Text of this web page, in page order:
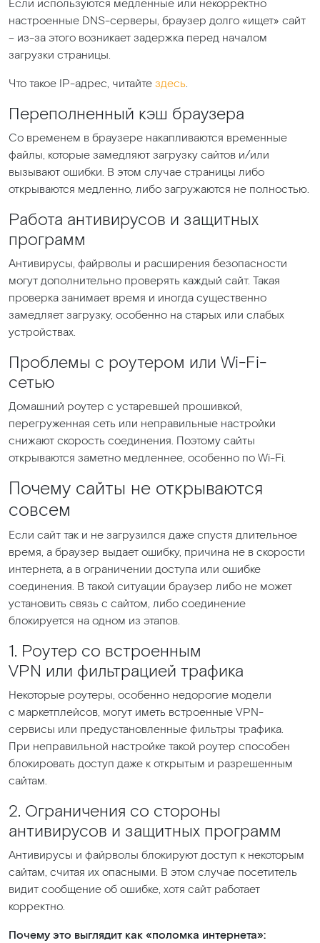
Если используются медленные или некорректно
настроенные DNS-серверы, браузер долго «ищет» сайт
– из-за этого возникает задержка перед началом
загрузки страницы.
Что такое IP-адрес, читайтездесь.
Переполненный кэш браузера
Со временем в браузере накапливаются временные
файлы, которые замедляют загрузку сайтов и/или
вызывают ошибки. В этом случае страницы либо
открываются медленно, либо загружаются не полностью.
Работа антивирусов и защитных
программ
Антивирусы, файрволы и расширения безопасности
могут дополнительно проверять каждый сайт. Такая
проверка занимает время и иногда существенно
замедляет загрузку, особенно на старых или слабых
устройствах.
Проблемы с роутером или Wi-Fi-
сетью
Домашний роутер с устаревшей прошивкой,
перегруженная сеть или неправильные настройки
снижают скорость соединения. Поэтому сайты
открываются заметно медленнее, особенно по Wi-Fi.
Почему сайты не открываются
совсем
Если сайт так и не загрузился даже спустя длительное
время, а браузер выдает ошибку, причина не в скорости
интернета, а в ограничении доступа или ошибке
соединения. В такой ситуации браузер либо не может
установить связь с сайтом, либо соединение
блокируется на одном из этапов.
1. Роутер со встроенным
VPN или фильтрацией трафика
Некоторые роутеры, особенно недорогие модели
с маркетплейсов, могут иметь встроенные VPN-
сервисы или предустановленные фильтры трафика.
При неправильной настройке такой роутер способен
блокировать доступ даже к открытым и разрешенным
сайтам.
2. Ограничения со стороны
антивирусов и защитных программ
Антивирусы и файрволы блокируют доступ к некоторым
сайтам, считая их опасными. В этом случае посетитель
видит сообщение об ошибке, хотя сайт работает
корректно.
Почему это выглядит как«поломка интернета»: